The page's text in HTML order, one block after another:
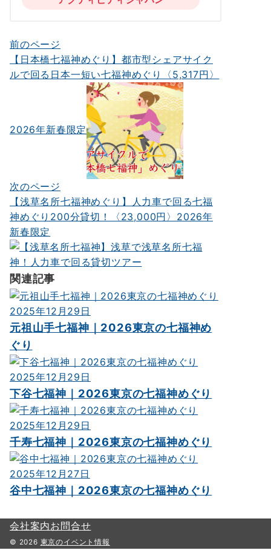
投
稿
ゲ
ョ
ン
前のページ
【日本橋七福神めぐり】都市型シェアサイク
ルで回る日本一短い七福神めぐり〈5,317円〉
2026年新春限定
次のページ
【浅草名所七福神めぐり】人力車で回る七福
神めぐり200分貸切！〈23,000円〉2026年
新春限定
関連記事
2025年12月29日
元祖山手七福神｜2026東京の七福神め
ぐり
2025年12月29日
下谷七福神｜2026東京の七福神めぐり
2025年12月29日
千寿七福神｜2026東京の七福神めぐり
2025年12月27日
谷中七福神｜2026東京の七福神めぐり
会社案内お問合せ
© 2026 東京のイベント情報